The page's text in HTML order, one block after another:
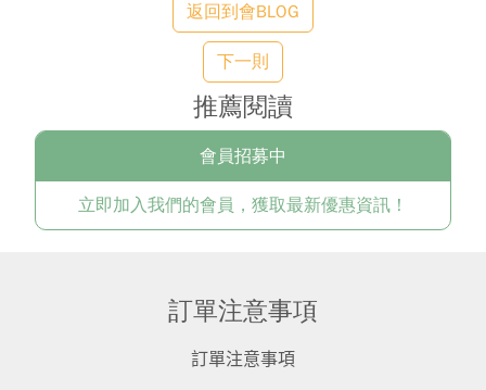
返回到會BLOG
下一則
推薦閱讀
會員招募中
立即加入我們的會員，獲取最新優惠資訊！
訂單注意事項
訂單注意事項